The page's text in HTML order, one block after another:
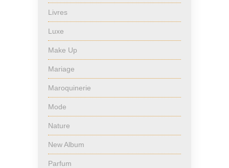
Livres
Luxe
Make Up
Mariage
Maroquinerie
Mode
Nature
New Album
Parfum